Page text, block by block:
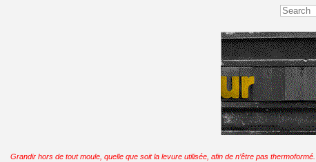
Grandir hors de tout moule, quelle que soit la levure utilisée, afin de n’être pas thermoformé.